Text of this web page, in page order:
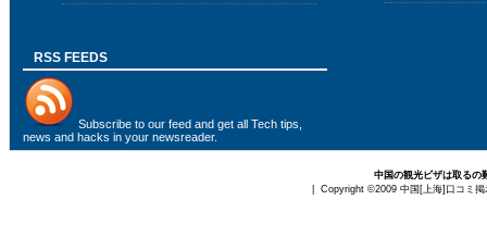
RSS FEEDS
Subscribe to our feed and get all Tech tips,
news and hacks in your newsreader.
中国の観光ビザは取るの
| Copyright ©2009 中国[上海]口コミ掲